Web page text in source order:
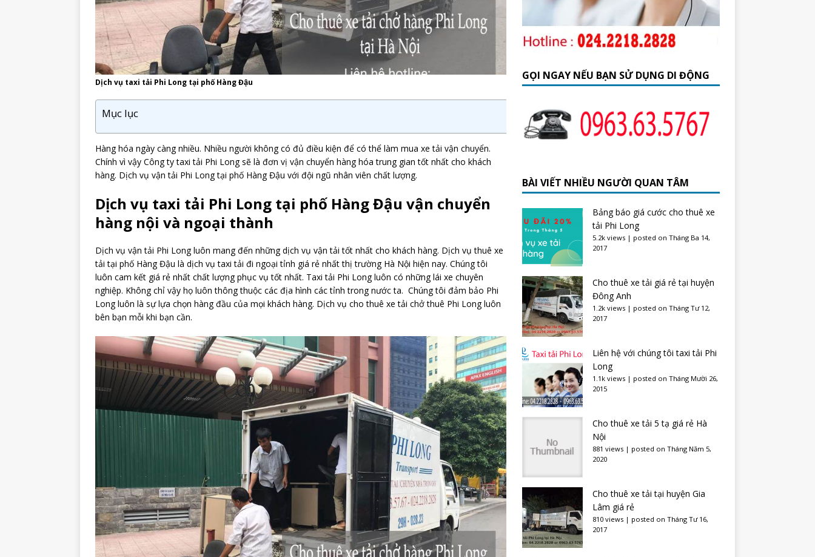
Dịch vụ taxi tải Phi Long tại phố Hàng Đậu
Mục lục
Hàng hóa ngày càng nhiều. Nhiều người không có đủ điều kiện để có thể làm mua xe tải vận chuyển.
Chính vì vậy Công ty taxi tải Phi Long sẽ là đơn vị vận chuyển hàng hóa trung gian tốt nhất cho khách
hàng. Dịch vụ vận tải Phi Long tại phố Hàng Đậu với đội ngũ nhân viên chất lượng.
Dịch vụ taxi tải Phi Long tại phố Hàng Đậu vận chuyển
hàng nội và ngoại thành
Dịch vụ vận tải Phi Long luôn mang đến những dịch vụ vận tải tốt nhất cho khách hàng. Dịch vụ thuê xe
tải tại phố Hàng Đậu là dịch vụ taxi tải đi ngoại tỉnh giá rẻ nhất thị trường Hà Nội hiện nay. Chúng tôi
luôn cam kết giá rẻ nhất chất lượng phục vụ tốt nhất. Taxi tải Phi Long luôn có những lái xe chuyên
nghiệp. Không chỉ vậy họ luôn thông thuộc các địa hình các tỉnh trong nước ta. Chúng tôi đảm bảo Phi
Long luôn là sự lựa chọn hàng đầu của mọi khách hàng. Dịch vụ cho thuê xe tải chở thuê Phi Long luôn
bên bạn mỗi khi bạn cần.
GỌI NGAY NẾU BẠN SỬ DỤNG DI ĐỘNG
BÀI VIẾT NHIỀU NGƯỜI QUAN TÂM
Bảng báo giá cước cho thuê xe
tải Phi Long
5.2k views| posted on Tháng Ba 14,
2017
Cho thuê xe tải giá rẻ tại huyện
Đông Anh
1.2k views| posted on Tháng Tư 12,
2017
Liên hệ với chúng tôi taxi tải Phi
Long
1.1k views| posted on Tháng Mười 26,
2015
Cho thuê xe tải 5 tạ giá rẻ Hà
Nội
881 views| posted on Tháng Năm 5,
2020
Cho thuê xe tải tại huyện Gia
Lâm giá rẻ
810 views| posted on Tháng Tư 16,
2017